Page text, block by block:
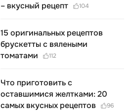
– вкусный рецепт
104
15 оригинальных рецептов
брускетты с вялеными
томатами
112
Что приготовить с
оставшимися желтками: 20
самых вкусных рецептов
96